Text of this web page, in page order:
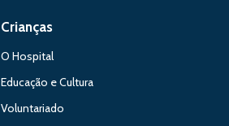
Crianças
O Hospital
Educação e Cultura
Voluntariado